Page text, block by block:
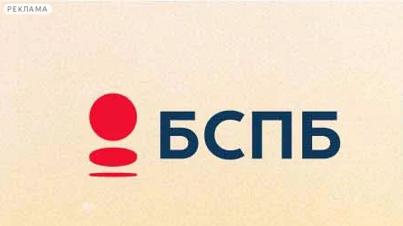
РЕКЛАМА
Сегодня:
2026.08.07
14:46
Афиша Plus